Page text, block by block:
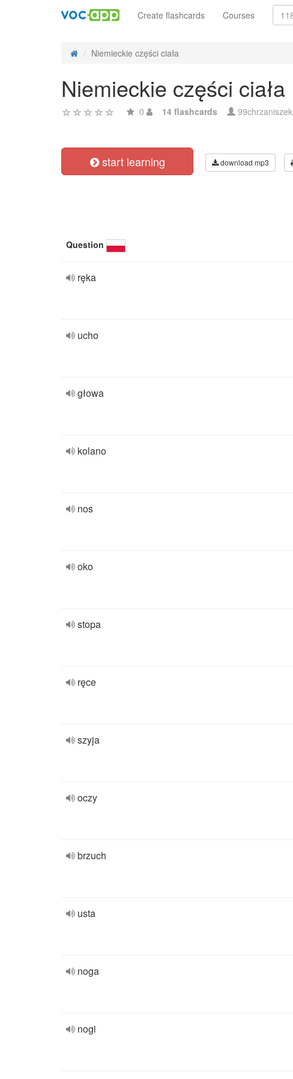
Create flashcards Courses
Niemieckie części ciała
Niemieckie części ciała
0 14 flashcards 99chrzaniszek
start learning download mp3
Question
ręka
ucho
głowa
kolano
nos
oko
stopa
ręce
szyja
oczy
brzuch
usta
noga
nogi